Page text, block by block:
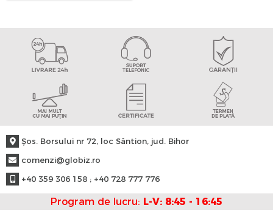
Şos. Borsului nr 72, loc Sântion, jud. Bihor
comenzi@globiz.ro
+40 359 306 158 ; +40 728 777 776
Program de lucru: L-V: 8:45 - 16:45